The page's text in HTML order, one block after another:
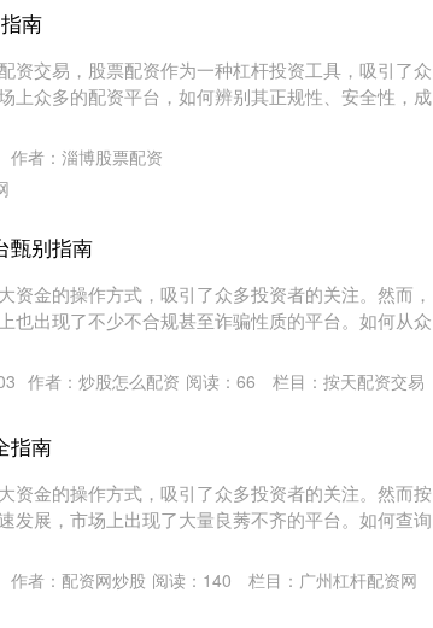
南
资交易，股票配资作为一种杠杆投资工具，吸引了众
上众多的配资平台，如何辨别其正规性、安全性，成
作者：淄博股票配资
甄别指南
资金的操作方式，吸引了众多投资者的关注。然而，
也出现了不少不合规甚至诈骗性质的平台。如何从众
作者：炒股怎么配资 阅读： 66 栏目： 按天配资交易
指南
资金的操作方式，吸引了众多投资者的关注。然而按
发展，市场上出现了大量良莠不齐的平台。如何查询
作者：配资网炒股 阅读： 140 栏目： 广州杠杆配资网